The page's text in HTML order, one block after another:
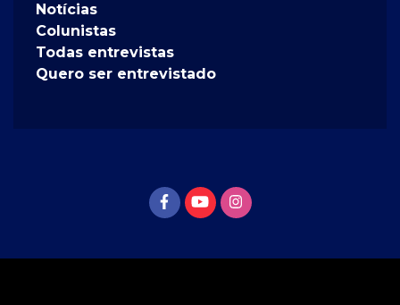
Notícias
Colunistas
Todas entrevistas
Quero ser entrevistado